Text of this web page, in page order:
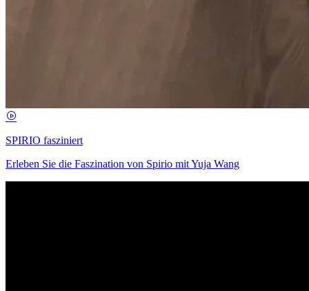
SPIRIO fasziniert
Erleben Sie die Faszination von Spirio mit Yuja Wang